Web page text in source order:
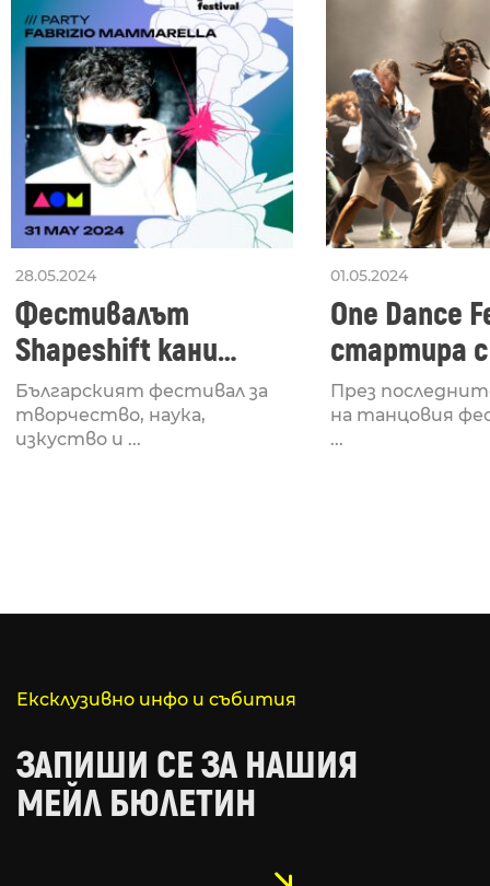
28.05.2024
Фестивалът
Shapeshift кани
Fabrizio Mammarella
за откриването си
Българският фестивал за
творчество, наука,
изкуство и ...
01.05.2024
One Dance
стартира
Lucid,
рейв
През
на танцовия
...
Ексклузивно инфо и събития
ЗАПИШИ СЕ ЗА НАШИЯ
МЕЙЛ БЮЛЕТИН